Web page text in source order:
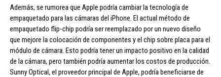
Además, se rumorea que Apple podría cambiar la tecnología de
empaquetado para las cámaras del iPhone. El actual método de
empaquetado flip-chip podría ser reemplazado por un nuevo diseño
que mejore la colocación de componentes y el chip sobre placa para el
módulo de cámara. Esto podría tener un impacto positivo en la calidad
de la cámara, pero también podría aumentar los costos de producción.
Sunny Optical, el proveedor principal de Apple, podría beneficiarse de